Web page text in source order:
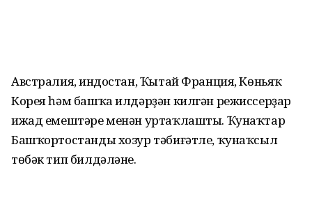
Австралия, Һиндостан, Ҡытай Франция, Көньяҡ
Корея һәм башҡа илдәрҙән килгән режиссерҙар
ижад емештәре менән уртаҡлашты. Ҡунаҡтар
Башҡортостанды хозур тәбиғәтле, ҡунаҡсыл
төбәк тип билдәләне.